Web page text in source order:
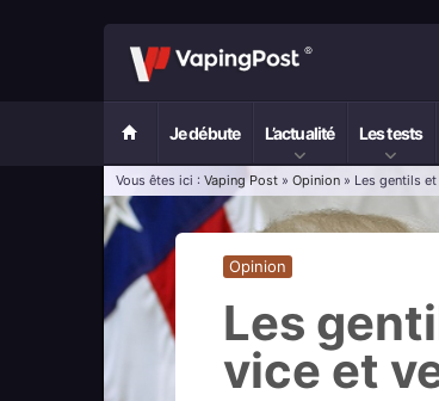
Je débute L’actualité Les tests
Vous êtes ici : Vaping Post » Opinion » Les gentils
Opinion
Les
vice et